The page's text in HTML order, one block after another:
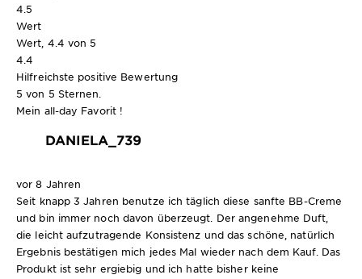
4.5
Wert
Wert, 4.4 von 5
4.4
Hilfreichste positive Bewertung
5 von 5 Sternen.
Mein all-day Favorit !
DANIELA_739
vor 8 Jahren
Seit knapp 3 Jahren benutze ich täglich diese sanfte BB-Creme
und bin immer noch davon überzeugt. Der angenehme Duft,
die leicht aufzutragende Konsistenz und das schöne, natürlich
Ergebnis bestätigen mich jedes Mal wieder nach dem Kauf. Das
Produkt ist sehr ergiebig und ich hatte bisher keine